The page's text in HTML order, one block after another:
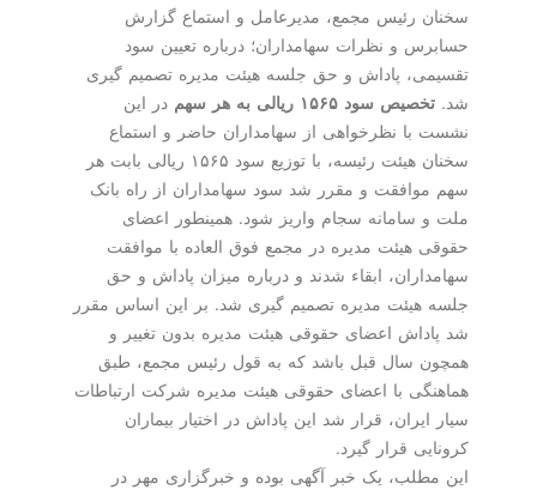
سخنان رئیس مجمع، مدیرعامل و استماع گزارش
حسابرس و نظرات سهامداران؛ درباره تعیین سود
تقسیمی، پاداش و حق جلسه هیئت مدیره تصمیم گیری
تخصیص سود ۱۵۶۵ ریالی به هر سهم
در این
نشست با نظرخواهی از سهامداران حاضر و استماع
سخنان هیئت رئیسه، با توزیع سود ۱۵۶۵ ریالی بابت هر
سهم موافقت و مقرر شد سود سهامداران از راه بانک
ملت و سامانه سجام واریز شود. همینطور اعضای
حقوقی هیئت مدیره در مجمع فوق العاده با موافقت
سهامداران، ابقاء شدند و درباره میزان پاداش و حق
جلسه هیئت مدیره تصمیم گیری شد. بر این اساس مقرر
شد پاداش اعضای حقوقی هیئت مدیره بدون تغییر و
همچون سال قبل باشد که به قول رئیس مجمع، طبق
هماهنگی با اعضای حقوقی هیئت مدیره شرکت ارتباطات
سیار ایران، قرار شد این پاداش در اختیار بیماران
کرونایی قرار گیرد.
این مطلب، یک خبر آگهی بوده و خبرگزاری مهر در